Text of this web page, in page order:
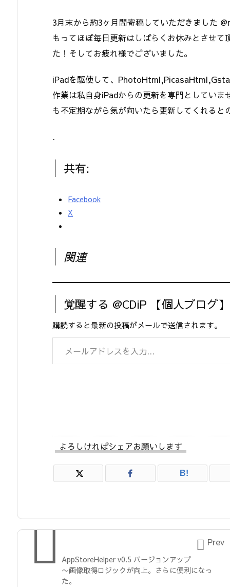
3月末から約3ヶ月間寄稿していただきました
もってほぼ毎日更新はしばらくお休みとさせ
た！そしてお疲れ様でございました。
iPadを駆使して、
作業は私自身iPadからの更新を専門としてい
も不定期ながら気が向いたら更新してくれると
.
共有:
Facebook
X
関連
覚醒する @CDiP 【個人ブログ
購読すると最新の投稿がメールで送信されます。
メールアドレスを入力...
よろしければシェアお願いします
B!
 AppStoreHelper v0.5 バージョンアップ
〜画像取得ロジックが向上。さらに便利になっ
た。
 Prev